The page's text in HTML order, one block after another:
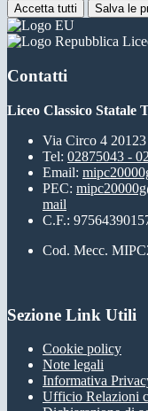
Accetta tutti Salva le
Contatti
Liceo Classico Statale
Via Circo 4
Tel: 02875043 -
Email:
PEC:
mail
C.F.:
Cod. Mecc.
Sezione Link Utili
Cookie policy
Note legali
Informativa
Ufficio Relazioni